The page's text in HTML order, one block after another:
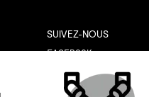
SUIVEZ-NOUS
FACEBOOK
YOUTUBE